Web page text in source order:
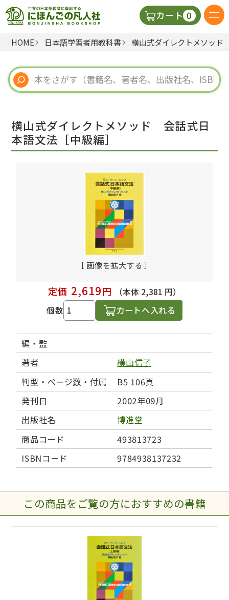
カート 0
日本語の教科書
視聴覚・補助教材
教師用参考書
HOME 日本語学習者用教科書 横山式ダイレクトメソッ
横山式ダイレクトメソッド 会話式日
本語文法［中級編］
［ 画像を拡大する ］
定価 2,619円
（本体 2,381 円）
個数
カートへ入れる
編・監
著者
横山信子
判型・ページ数・付属
B5 106頁
発刊日
2002年09月
出版社名
博進堂
商品コード
493813723
ISBNコード
9784938137232
この商品をご覧の方におすすめの書籍